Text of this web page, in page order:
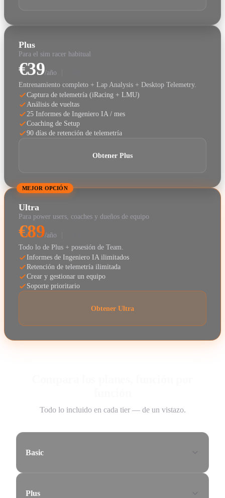
Plus
Para el sim racer habitual
€39/año
Entrenamiento completo + Lap Analysis + Desktop Telemetry.
Captura de telemetría (iRacing + LMU)
Análisis de vueltas
25 Informes de Ingeniero IA / mes
Coaching de Setup
90 días de retención de telemetría
Obtener Plus
MEJOR OPCIÓN
Ultra
Para power users, coaches y dueños de equipo
€89/año
Todo lo de Plus + posesión de Team.
Informes de Ingeniero IA ilimitados
Retención de telemetría ilimitada
Crear y gestionar un equipo
Soporte prioritario
Obtener Ultra
Todo lo incluido en cada tier — de un vistazo.
Basic
Plus